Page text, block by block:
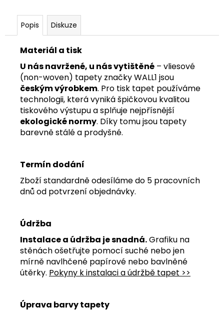
Popis Diskuze
Materiál a tisk
U nás navržené, u nás vytištěné – vliesové
(non-woven) tapety značky WALL1 jsou
českým výrobkem. Pro tisk tapet používáme
technologii, která vyniká špičkovou kvalitou
tiskového výstupu a splňuje nejpřísnější
ekologické normy. Díky tomu jsou tapety
barevně stálé a prodyšné.
Termín dodání
Zboží standardně odesíláme do 5 pracovních
dnů od potvrzení objednávky.
Údržba
Instalace a údržba je snadná.Grafiku na
stěnách ošetřujte pomocí suché nebo jen
mírně navlhčené papírové nebo bavlněné
útěrky. Pokyny k instalaci a údržbě tapet >>
Úprava barvy tapety